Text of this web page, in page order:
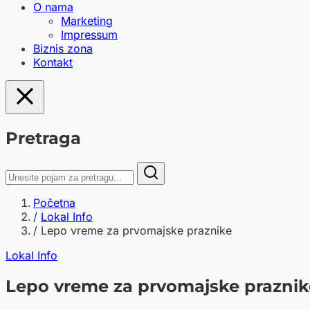
O nama
Marketing
Impressum
Biznis zona
Kontakt
Pretraga
Početna
/ Lokal Info
/ Lepo vreme za prvomajske praznike
Lokal Info
Lepo vreme za prvomajske